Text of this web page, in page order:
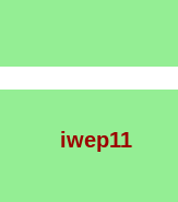
iwep11